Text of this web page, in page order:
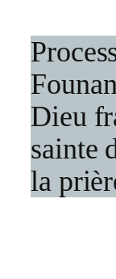
Dieu
sainte
la